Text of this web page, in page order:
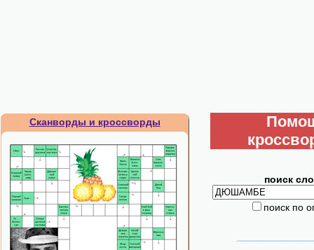
Сканворды и кроссворды
поиск
поиск по